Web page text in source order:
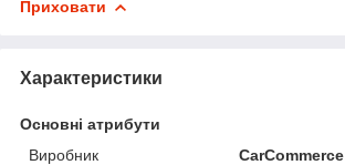
Приховати
Характеристики
Основні атрибути
Виробник
CarCommerce